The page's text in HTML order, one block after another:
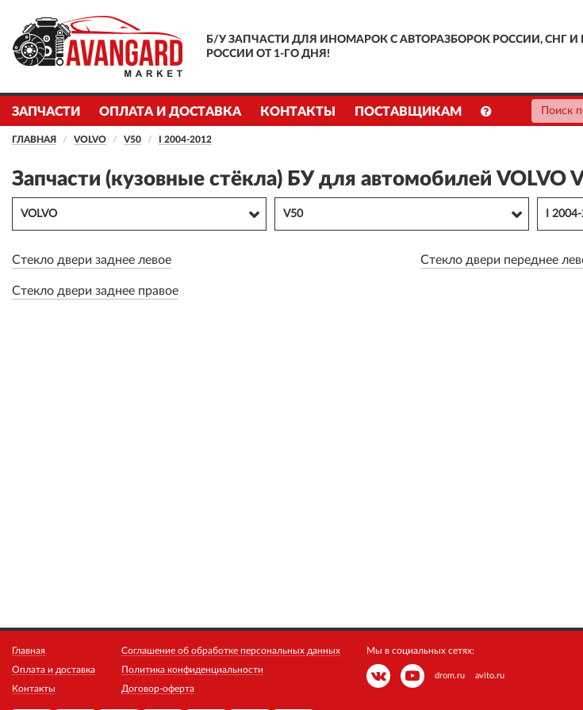
Б/У ЗАПЧАСТИ ДЛЯ ИНОМАРОК С АВТОРАЗБОРОК РОССИИ, СНГ
РОССИИ ОТ 1-ГО ДНЯ!
ЗАПЧАСТИ ОПЛАТА И ДОСТАВКА КОНТАКТЫ ПОСТАВЩИКАМ
ГЛАВНАЯ VOLVO V50 I 2004-2012
Запчасти (кузовные стёкла) БУ для автомобилей VOLVO
VOLVO V50 I
Стекло двери заднее левое
Стекло двери заднее правое
Стекло двери переднее
Главная
Оплата и доставка
Контакты
Соглашение об обработке персональных данных
Политика конфиденциальности
Договор-оферта
Мы в социальных сетях:
drom.ru avito.ru